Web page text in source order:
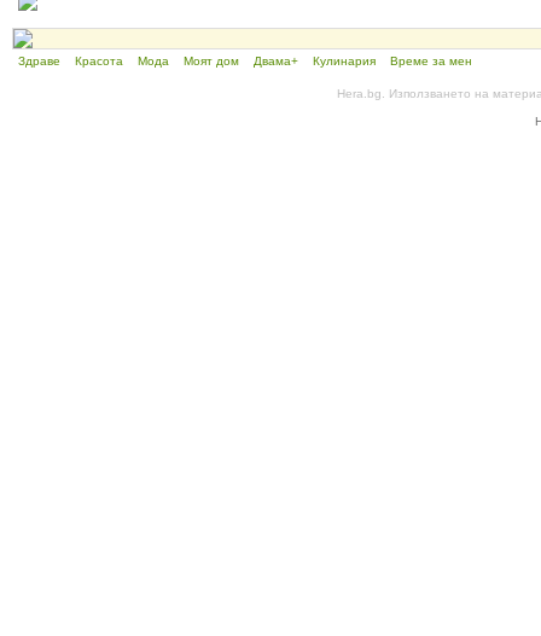
Здраве Красота Мода Моят дом Двама+ Кулинария Време за мен
Hera.bg. Използването на